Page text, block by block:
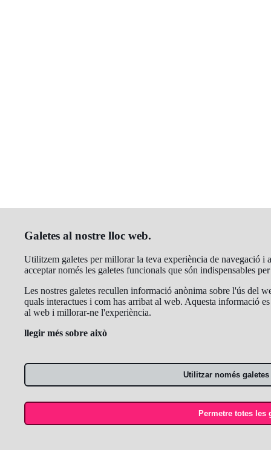
Galetes al nostre lloc web.
Utilitzem galetes per millorar la teva experiència de navegació i
acceptar només les galetes funcionals que són indispensables
Les nostres galetes recullen informació anònima sobre l'ús del
quals interactues i com has arribat al web. Aquesta informació
al web i millorar-ne l'experiència.
llegir més sobre això
Utilitzar només
Permetre totes les